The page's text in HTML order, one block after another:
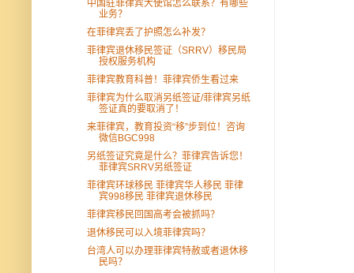
中国驻菲律宾大使馆怎么联系？有哪些
业务？
在菲律宾丢了护照怎么补发？
菲律宾退休移民签证（SRRV）移民局
授权服务机构
菲律宾教育科普！菲律宾侨生看过来
菲律宾为什么取消另纸签证/菲律宾另纸
签证真的要取消了！
来菲律宾，教育投资“移”步到位！咨询
微信BGC998
另纸签证究竟是什么？菲律宾告诉您！
菲律宾SRRV另纸签证
菲律宾环球移民 菲律宾华人移民 菲律
宾998移民 菲律宾退休移民
菲律宾移民回国高考会被抓吗？
退休移民可以入境菲律宾吗？
台湾人可以办理菲律宾特赦或者退休移
民吗？